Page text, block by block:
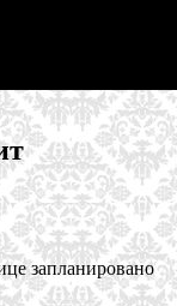
запланировано